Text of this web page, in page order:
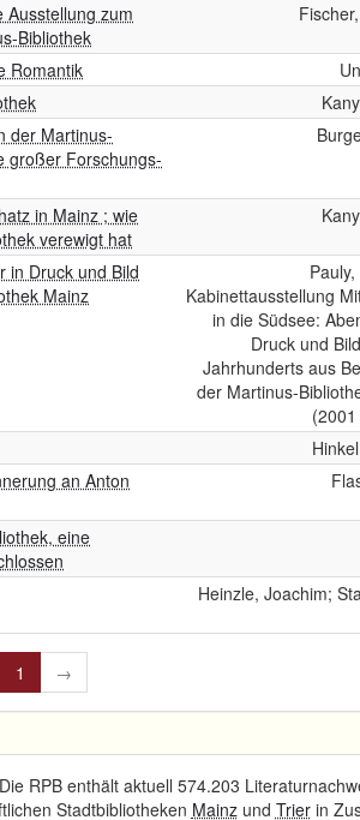
Ausstellung zum
Bibliothek
Romantik
der Martinus-
großer Forschungs-
in Mainz ; wie
verewigt hat
in Druck und Bild
Mainz
Kabinettausstellung
in die Südsee:
Druck und
Jahrhunderts aus
der Martinus-
an Anton
eine
Heinzle, Joachim;
1 →
Die RPB enthält aktuell 574.203
Stadtbibliotheken Mainzund Trierin